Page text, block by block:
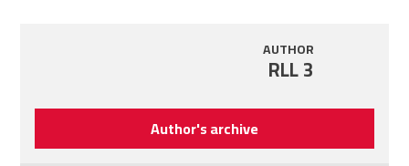
AUTHOR
RLL 3
Author's archive